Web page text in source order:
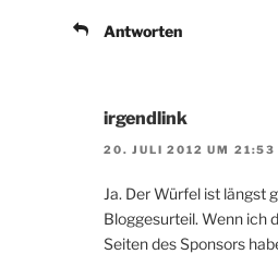
Antworten
irgendlink
20. JULI 2012 UM 21:53
Ja. Der Würfel ist längst
Bloggesurteil. Wenn ich
Seiten des Sponsors